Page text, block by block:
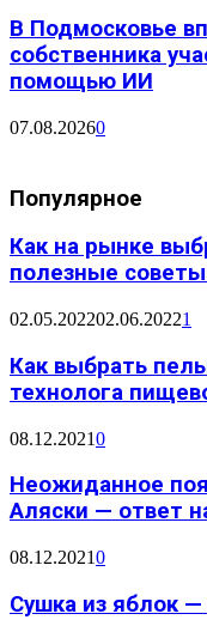
В Подмосковье
собственника
помощью ИИ
07.08.20260
Популярное
Как на рынке
полезные
02.05.202202.06.20221
Как выбрать
технолога
08.12.20210
Неожиданное
Аляски — ответ
08.12.20210
Сушка из яблок